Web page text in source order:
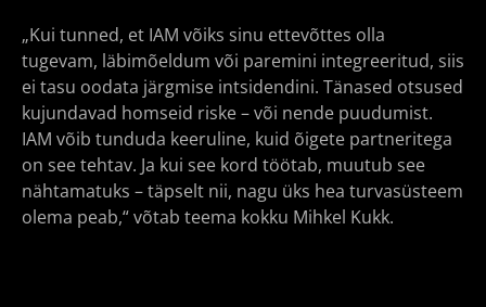
„Kui tunned, et IAM võiks sinu ettevõttes olla
tugevam, läbimõeldum või paremini integreeritud, siis
ei tasu oodata järgmise intsidendini. Tänased otsused
kujundavad homseid riske – või nende puudumist.
IAM võib tunduda keeruline, kuid õigete partneritega
on see tehtav. Ja kui see kord töötab, muutub see
nähtamatuks – täpselt nii, nagu üks hea turvasüsteem
olema peab,“ võtab teema kokku Mihkel Kukk.